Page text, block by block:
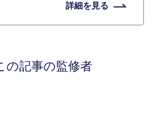
詳細を見る
の記事の監修者